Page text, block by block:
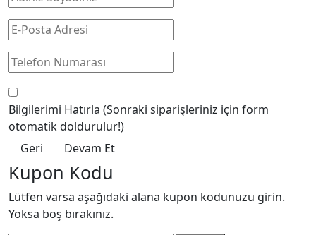
Bilgilerimi Hatırla (Sonraki siparişleriniz için form
otomatik doldurulur!)
Geri
Devam Et
Kupon Kodu
Lütfen varsa aşağıdaki alana kupon kodunuzu girin.
Yoksa boş bırakınız.